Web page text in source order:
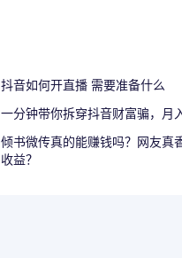
抖音如何开直播 需要准备什么
一分钟带你拆穿抖音财富骗，月
倾书微传真的能赚钱吗？网友真
收益？